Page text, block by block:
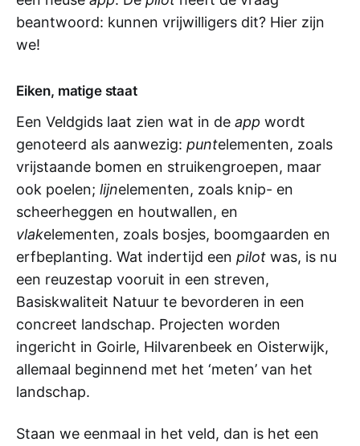
beantwoord: kunnen vrijwilligers dit? Hier zijn
we!
Eiken, matige staat
Een Veldgids laat zien wat in de app wordt
genoteerd als aanwezig: puntelementen, zoals
vrijstaande bomen en struikengroepen, maar
ook poelen; lijnelementen, zoals knip- en
scheerheggen en houtwallen, en
vlakelementen, zoals bosjes, boomgaarden en
erfbeplanting. Wat indertijd een pilot was, is nu
een reuzestap vooruit in een streven,
Basiskwaliteit Natuur te bevorderen in een
concreet landschap. Projecten worden
ingericht in Goirle, Hilvarenbeek en Oisterwijk,
allemaal beginnend met het ‘meten’ van het
landschap.
Staan we eenmaal in het veld, dan is het een